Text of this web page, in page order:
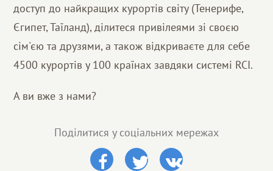
доступ до найкращих курортів світу (Тенерифе,
Єгипет, Таїланд), ділитеся привілеями зі своєю
сім'єю та друзями, а також відкриваєте для себе
4500 курортів у 100 країнах завдяки системі RCI.
А ви вже з нами?
Поділитися у соціальних мережах